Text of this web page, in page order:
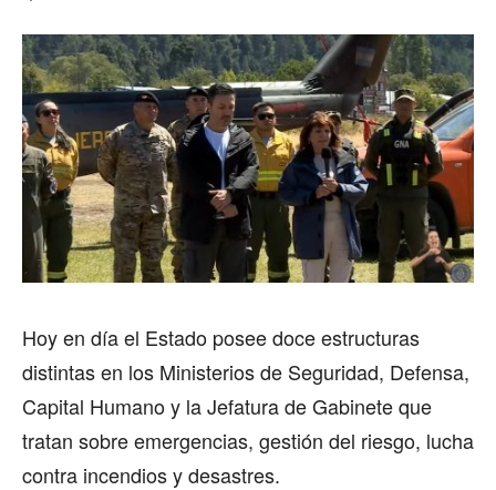
Hoy en día el Estado posee doce estructuras
distintas en los Ministerios de Seguridad, Defensa,
Capital Humano y la Jefatura de Gabinete que
tratan sobre emergencias, gestión del riesgo, lucha
contra incendios y desastres.